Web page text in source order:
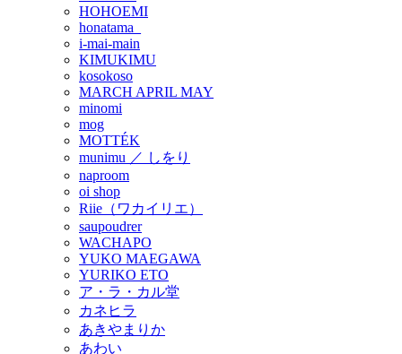
HOHOEMI
honatama_
i-mai-main
KIMUKIMU
kosokoso
MARCH APRIL MAY
minomi
mog
MOTTÉK
munimu ／ しをり
naproom
oi shop
Riie（ワカイリエ）
saupoudrer
WACHAPO
YUKO MAEGAWA
YURIKO ETO
ア・ラ・カル堂
カネヒラ
あきやまりか
あわい